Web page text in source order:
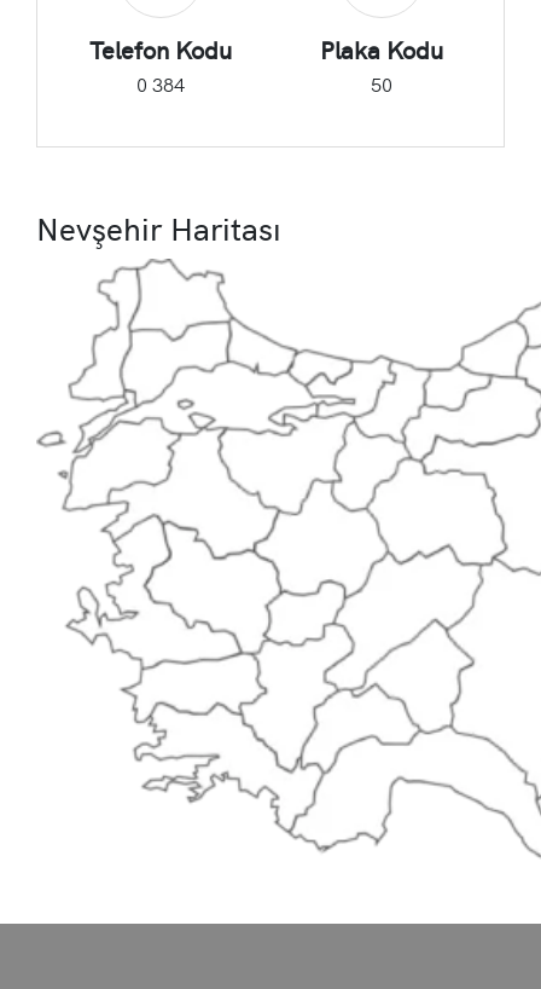
Telefon Kodu
0 384
Plaka Kodu
50
Nevşehir Haritası